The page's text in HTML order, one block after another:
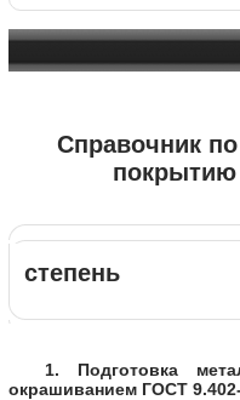
Справочник
покрытию
степень
1. Подготовка
окрашиванием ГОСТ